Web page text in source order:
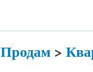
Продам>